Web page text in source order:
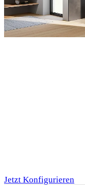
Jetzt Konfigurieren